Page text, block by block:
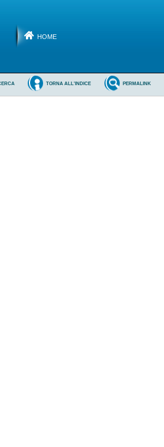
HOME
PERMALINK
TORNA ALL'INDICE